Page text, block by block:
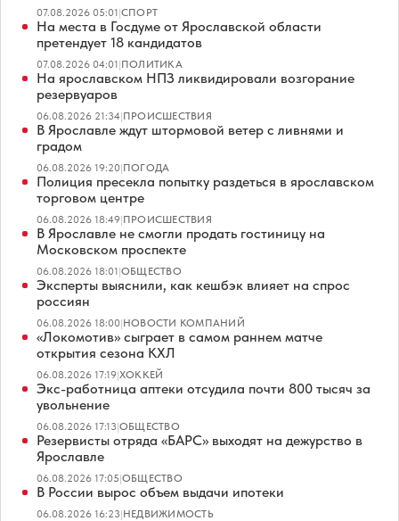
07.08.2026 05:01|СПОРТ
На места в Госдуме от Ярославской области
претендует 18 кандидатов
07.08.2026 04:01|ПОЛИТИКА
На ярославском НПЗ ликвидировали возгорание
резервуаров
06.08.2026 21:34|ПРОИСШЕСТВИЯ
В Ярославле ждут штормовой ветер с ливнями и
градом
06.08.2026 19:20|ПОГОДА
Полиция пресекла попытку раздеться в ярославском
торговом центре
06.08.2026 18:49|ПРОИСШЕСТВИЯ
В Ярославле не смогли продать гостиницу на
Московском проспекте
06.08.2026 18:01|ОБЩЕСТВО
Эксперты выяснили, как кешбэк влияет на спрос
россиян
06.08.2026 18:00|НОВОСТИ КОМПАНИЙ
«Локомотив» сыграет в самом раннем матче
открытия сезона КХЛ
06.08.2026 17:19|ХОККЕЙ
Экс-работница аптеки отсудила почти 800 тысяч за
увольнение
06.08.2026 17:13|ОБЩЕСТВО
Резервисты отряда «БАРС» выходят на дежурство в
Ярославле
06.08.2026 17:05|ОБЩЕСТВО
В России вырос объем выдачи ипотеки
06.08.2026 16:23|НЕДВИЖИМОСТЬ